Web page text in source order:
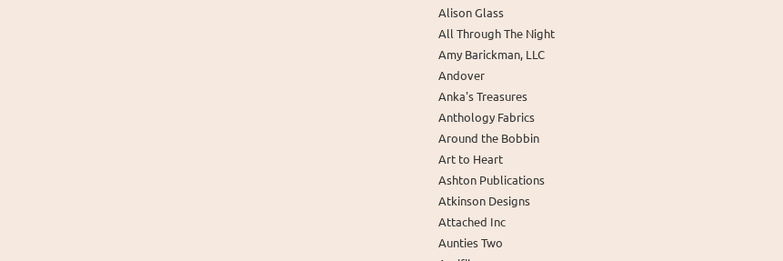
Alison Glass
All Through The Night
Amy Barickman, LLC
Andover
Anka's Treasures
Anthology Fabrics
Around the Bobbin
Art to Heart
Ashton Publications
Atkinson Designs
Attached Inc
Aunties Two